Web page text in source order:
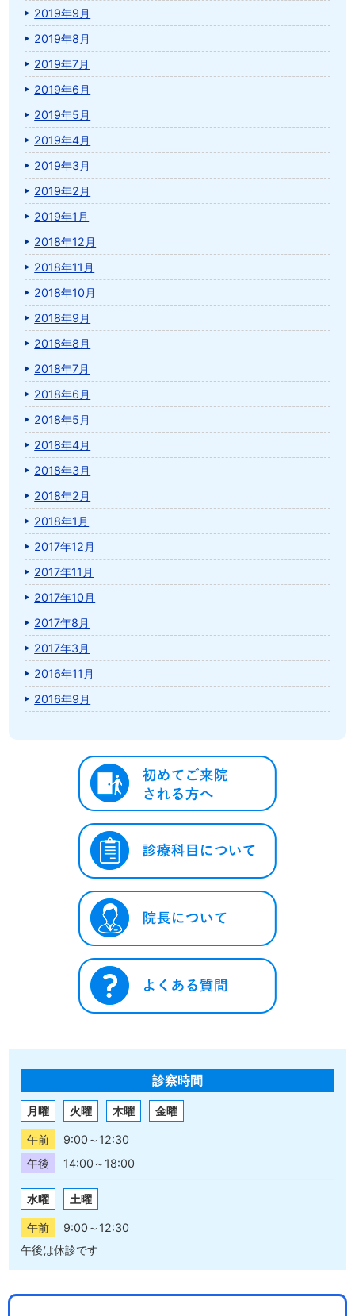
2019年9月
2019年8月
2019年7月
2019年6月
2019年5月
2019年4月
2019年3月
2019年2月
2019年1月
2018年12月
2018年11月
2018年10月
2018年9月
2018年8月
2018年7月
2018年6月
2018年5月
2018年4月
2018年3月
2018年2月
2018年1月
2017年12月
2017年11月
2017年10月
2017年8月
2017年3月
2016年11月
2016年9月
診察時間
月曜 火曜 木曜 金曜
午前
9:00～12:30
午後
14:00～18:00
水曜 土曜
午前
9:00～12:30
午後は休診です